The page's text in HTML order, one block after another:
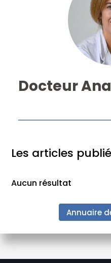
Docteur
Les articles
Aucun résultat
Annuaire